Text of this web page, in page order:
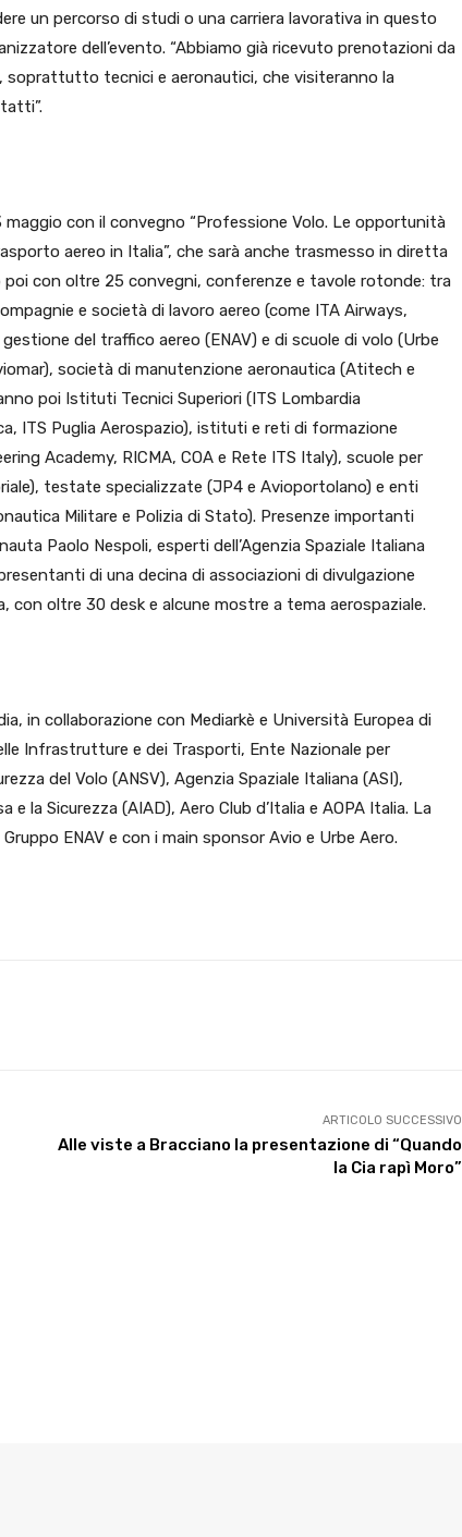
un percorso di studi o una carriera lavorativa in questo
dell’evento. “Abbiamo già ricevuto prenotazioni da
tecnici e aeronautici, che visiteranno la
con il convegno “Professione Volo. Le opportunità
aereo in Italia”, che sarà anche trasmesso in diretta
poi con oltre 25 convegni, conferenze e tavole rotonde: tra
e società di lavoro aereo (come ITA Airways,
del traffico aereo (ENAV) e di scuole di volo (Urbe
società di manutenzione aeronautica (Atitech e
poi Istituti Tecnici Superiori (ITS Lombardia
ITS Puglia Aerospazio), istituti e reti di formazione
Academy, RICMA, COA e Rete ITS Italy), scuole per
testate specializzate (JP4 e Avioportolano) e enti
Militare e Polizia di Stato). Presenze importanti
Paolo Nespoli, esperti dell’Agenzia Spaziale Italiana
di una decina di associazioni di divulgazione
con oltre 30 desk e alcune mostre a tema aerospaziale.
in collaborazione con Mediarkè e Università Europea di
Infrastrutture e dei Trasporti, Ente Nazionale per
del Volo (ANSV), Agenzia Spaziale Italiana (ASI),
la Sicurezza (AIAD), Aero Club d’Italia e AOPA Italia. La
ENAV e con i main sponsor Avio e Urbe Aero.
ARTICOLO SUCCESSIVO
Alle viste a Bracciano la presentazione di “Quando
la Cia rapì Moro”